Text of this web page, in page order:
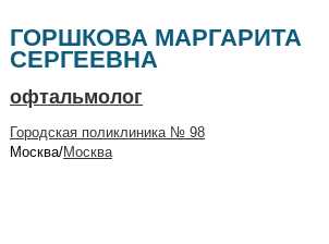
ГОРШКОВА МАРГАРИТА
СЕРГЕЕВНА
офтальмолог
Городская поликлиника № 98
Москва/Москва